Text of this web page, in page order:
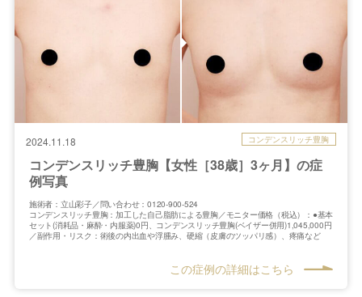
2024.11.18 コンデンスリッチ豊胸
コンデンスリッチ豊胸【女性［38歳］3ヶ月】の症
例写真
施術者：立山彩子／問い合わせ：0120-900-524
コンデンスリッチ豊胸：加工した自己脂肪による豊胸／モニター価格（税込）：●基本
セット(消耗品・麻酔・内服薬)0円、コンデンスリッチ豊胸(ベイザー併用)1,045,000円
／副作用・リスク：術後の内出血や浮腫み、硬縮（皮膚のツッパリ感）、疼痛など
この症例の詳細はこちら